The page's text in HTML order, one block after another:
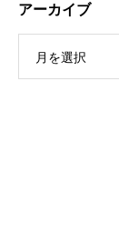
アーカイブ
月を選択